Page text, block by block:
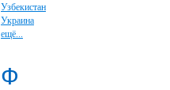
Узбекистан
Украина
ещё...
Ф